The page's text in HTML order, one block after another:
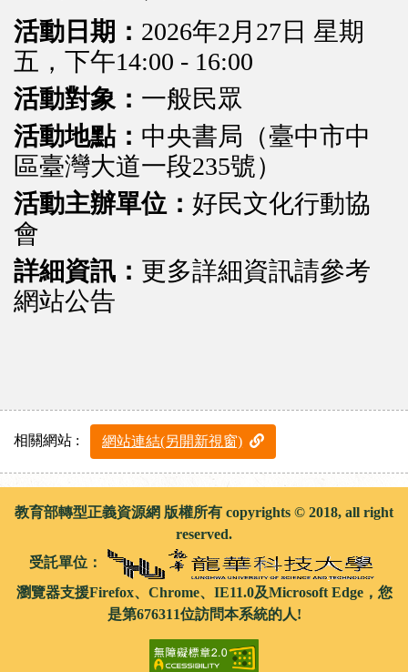
活動日期： 2026年2月27日 星期
五，下午14:00 - 16:00
活動對象： 一般民眾
活動地點： 中央書局（臺中市中
區臺灣大道一段235號）
活動主辦單位： 好民文化行動協
會
詳細資訊： 更多詳細資訊請參考
網站公告
相關網站 : 網站連結(另開新視窗)
教育部轉型正義資源網 版權所有 copyrights © 2018, all right
reserved.
受託單位：
瀏覽器支援Firefox、Chrome、IE11.0及Microsoft Edge，您
是第676311位訪問本系統的人!